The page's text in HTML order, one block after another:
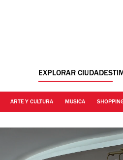
EXPLORAR CIUDADES
ARTE Y CULTURA MUSICA